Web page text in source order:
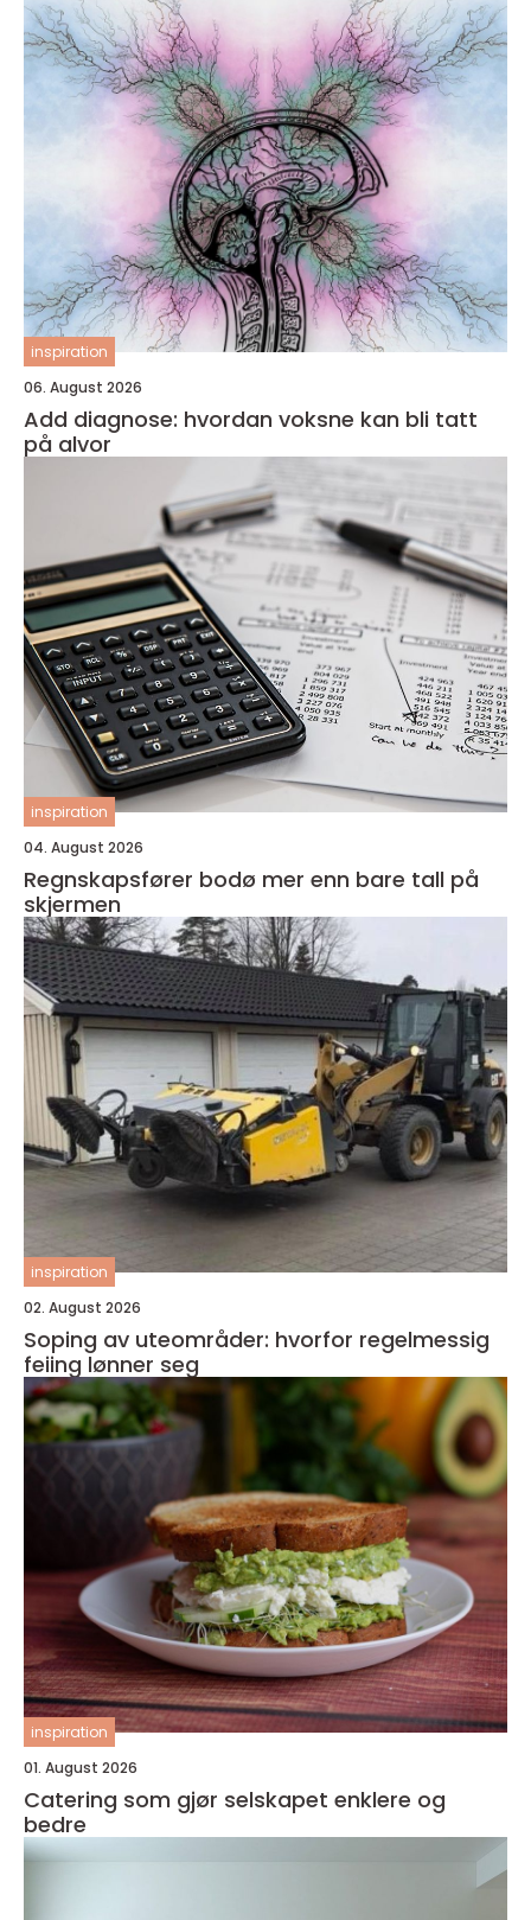
inspiration
06. August 2026
Add diagnose: hvordan voksne kan bli tatt
på alvor
inspiration
04. August 2026
Regnskapsfører bodø mer enn bare tall på
skjermen
inspiration
02. August 2026
Soping av uteområder: hvorfor regelmessig
feiing lønner seg
inspiration
01. August 2026
Catering som gjør selskapet enklere og
bedre